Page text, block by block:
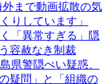
まで動画拡散の気
りしています」
「異常すぎる」隠
容赦なき制裁
県警隠ぺい疑惑、
疑問」と「組織の